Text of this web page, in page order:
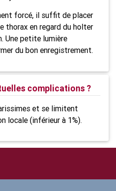
forcé, il suffit de placer
thorax en regard du holter
Une petite lumière
du bon enregistrement.
complications ?
et se limitent
locale (inférieur à 1%).